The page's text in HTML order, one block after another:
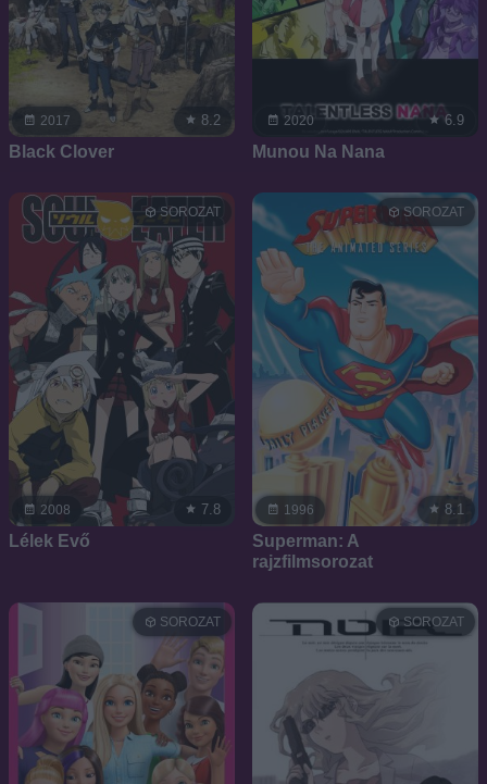
2017 8.2
Black Clover
2020 6.9
Munou Na Nana
2008
SOROZAT
7.8
Lélek Evő
1996
SOROZAT
8.1
Superman: A
rajzfilmsorozat
SOROZAT SOROZAT